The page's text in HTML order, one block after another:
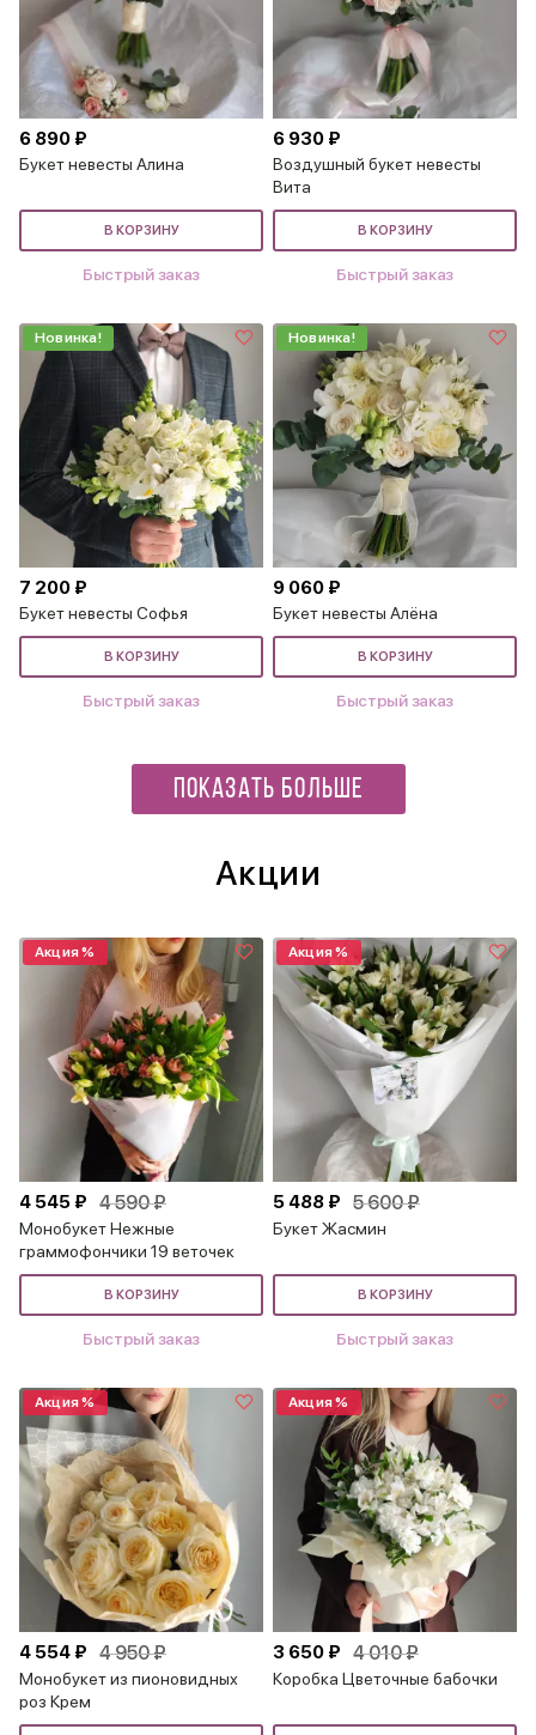
6 890 ₽
Букет невесты Алина
В КОРЗИНУ
Быстрый заказ
6 930 ₽
Воздушный букет невесты
Вита
В КОРЗИНУ
Быстрый заказ
Новинка!
7 200 ₽
Букет невесты Софья
В КОРЗИНУ
Быстрый заказ
Новинка!
9 060 ₽
Букет невесты Алёна
В КОРЗИНУ
Быстрый заказ
ПОКАЗАТЬ БОЛЬШЕ
Акции
Акция %
4 545 ₽ 4 590 ₽
Монобукет Нежные
граммофончики 19 веточек
В КОРЗИНУ
Быстрый заказ
Акция %
5 488 ₽ 5 600 ₽
Букет Жасмин
В КОРЗИНУ
Быстрый заказ
Акция %
4 554 ₽ 4 950 ₽
Монобукет из пионовидных
роз Крем
Акция %
3 650 ₽ 4 010 ₽
Коробка Цветочные бабочки